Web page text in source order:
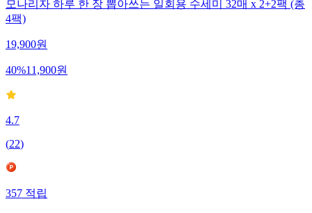
모나리자 하루 한 장 뽑아쓰는 일회용 수세미 32매 x 2+2팩 (총
4팩)
19,900원
40%11,900원
4.7
(22)
357적립